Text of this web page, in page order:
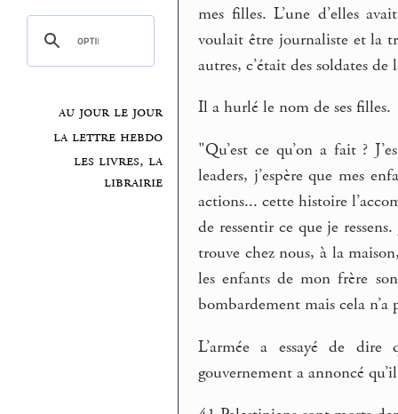
au jour le jour
la lettre hebdo
les livres, la
librairie
mes filles. L’une d’elles
voulait être journaliste et la
autres, c’était des soldates de
Il a hurlé le nom de ses filles.
"Qu’est ce qu’on a fait ?
leaders, j’espère que mes
actions... cette histoire
de ressentir ce que je
trouve chez nous, à la
les enfants de mon frère
bombardement mais cela
L’armée a essayé de
gouvernement a annoncé